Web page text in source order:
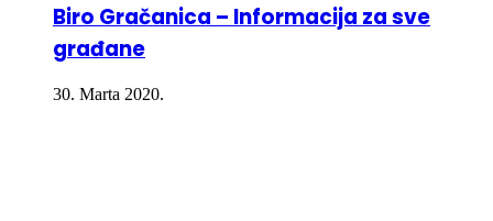
Biro Gračanica – Informacija za sve
građane
30. Marta 2020.